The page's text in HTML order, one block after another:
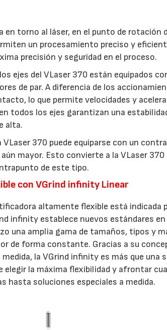
en torno al láser, en el punto de rotación
un procesamiento preciso y
precisión y seguridad en el proceso.
ejes del VLaser 370 están equipados
de par. A diferencia de los
lo que permite velocidades y
todos los ejes garantizan una
alta.
VLaser 370 puede equiparse con un
mayor. Esto convierte a la VLaser 370
de este tipo.
con VGrind infinity Linear
altamente flexible está indicada
infinity establece nuevos estándares
una amplia gama de tamaños, tipos y
de forma constante. Gracias a su
la VGrind infinity es más que
elegir la máxima flexibilidad y afrontar
hasta soluciones especiales a medida.